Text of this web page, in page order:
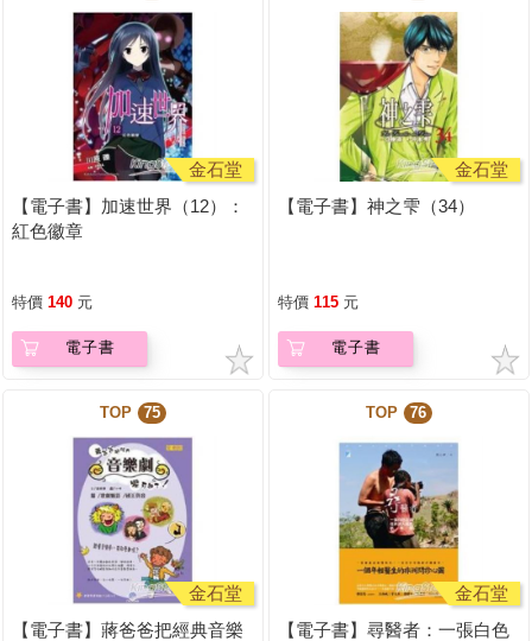
金石堂
【電子書】加速世界（12）：
紅色徽章
特價 140 元
電子書
金石堂
【電子書】神之雫（34）
特價 115 元
電子書
TOP 75
金石堂
【電子書】蔣爸爸把經典音樂
TOP 76
金石堂
【電子書】尋醫者：一張白色